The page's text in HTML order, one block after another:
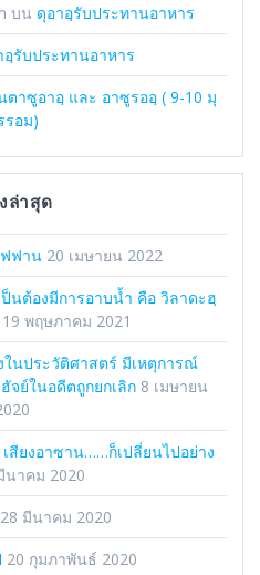
บน ดุอาอฺรับประทานอาหาร
อฺรับประทานอาหาร
าซูอาอฺ และ อาซูรออฺ ( 9-10 มุ
รอม)
ล่าสุด
ฟาน 20 เมษายน 2022
นต้องมีการอาบน้ำ คือ วิลาดะฮฺ
19 พฤษภาคม 2021
ในประวัติศาสตร์ มีเหตุการณ์
ย์ในอดีตถูกยกเลิก 8 เมษายน
สียงอาซาน……ก็เปลี่ยนไปอย่าง
นาคม 2020
28 มีนาคม 2020
20 กุมภาพันธ์ 2020